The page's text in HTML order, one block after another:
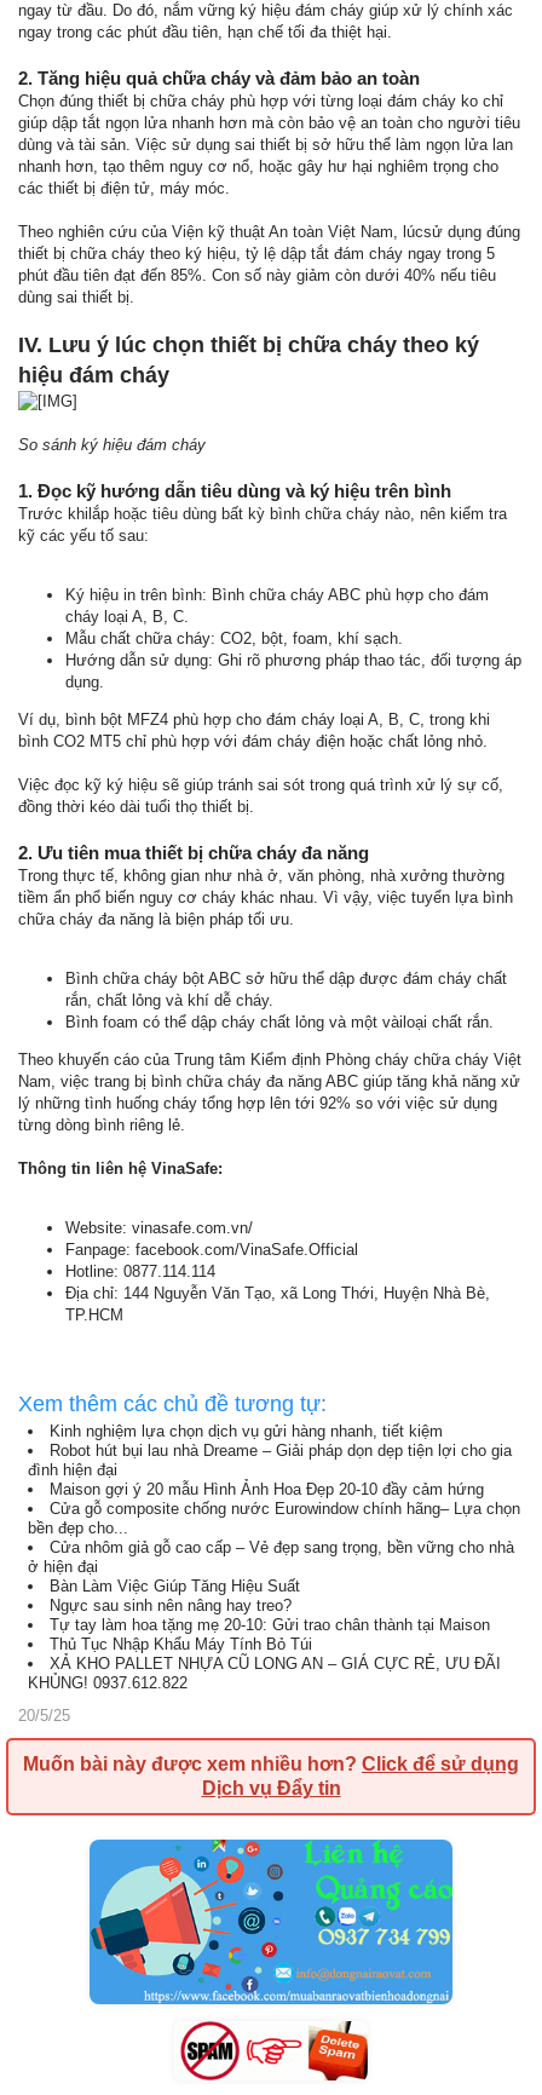
ngay từ đầu. Do đó, nắm vững ký hiệu đám cháy giúp xử lý chính xác
ngay trong các phút đầu tiên, hạn chế tối đa thiệt hại.
2. Tăng hiệu quả chữa cháy và đảm bảo an toàn
Chọn đúng thiết bị chữa cháy phù hợp với từng loại đám cháy ko chỉ
giúp dập tắt ngọn lửa nhanh hơn mà còn bảo vệ an toàn cho người tiêu
dùng và tài sản. Việc sử dụng sai thiết bị sở hữu thể làm ngọn lửa lan
nhanh hơn, tạo thêm nguy cơ nổ, hoặc gây hư hại nghiêm trọng cho
các thiết bị điện tử, máy móc.
Theo nghiên cứu của Viện kỹ thuật An toàn Việt Nam, lúcsử dụng đúng
thiết bị chữa cháy theo ký hiệu, tỷ lệ dập tắt đám cháy ngay trong 5
phút đầu tiên đạt đến 85%. Con số này giảm còn dưới 40% nếu tiêu
dùng sai thiết bị.
IV. Lưu ý lúc chọn thiết bị chữa cháy theo ký
hiệu đám cháy
So sánh ký hiệu đám cháy
1. Đọc kỹ hướng dẫn tiêu dùng và ký hiệu trên bình
Trước khilắp hoặc tiêu dùng bất kỳ bình chữa cháy nào, nên kiểm tra
kỹ các yếu tố sau:
Ký hiệu in trên bình: Bình chữa cháy ABC phù hợp cho đám
cháy loại A, B, C.
Mẫu chất chữa cháy: CO2, bột, foam, khí sạch.
Hướng dẫn sử dụng: Ghi rõ phương pháp thao tác, đối tượng áp
dụng.
Ví dụ, bình bột MFZ4 phù hợp cho đám cháy loại A, B, C, trong khi
bình CO2 MT5 chỉ phù hợp với đám cháy điện hoặc chất lỏng nhỏ.
Việc đọc kỹ ký hiệu sẽ giúp tránh sai sót trong quá trình xử lý sự cố,
đồng thời kéo dài tuổi thọ thiết bị.
2. Ưu tiên mua thiết bị chữa cháy đa năng
Trong thực tế, không gian như nhà ở, văn phòng, nhà xưởng thường
tiềm ẩn phổ biến nguy cơ cháy khác nhau. Vì vậy, việc tuyển lựa bình
chữa cháy đa năng là biện pháp tối ưu.
Bình chữa cháy bột ABC sở hữu thể dập được đám cháy chất
rắn, chất lỏng và khí dễ cháy.
Bình foam có thể dập cháy chất lỏng và một vàiloại chất rắn.
Theo khuyến cáo của Trung tâm Kiểm định Phòng cháy chữa cháy Việt
Nam, việc trang bị bình chữa cháy đa năng ABC giúp tăng khả năng xử
lý những tình huống cháy tổng hợp lên tới 92% so với việc sử dụng
từng dòng bình riêng lẻ.
Thông tin liên hệ VinaSafe:
Website: vinasafe.com.vn/
Fanpage: facebook.com/VinaSafe.Official
Hotline: 0877.114.114
Địa chỉ: 144 Nguyễn Văn Tạo, xã Long Thới, Huyện Nhà Bè,
TP.HCM
Xem thêm các chủ đề tương tự:
Kinh nghiệm lựa chọn dịch vụ gửi hàng nhanh, tiết kiệm
Robot hút bụi lau nhà Dreame – Giải pháp dọn dẹp tiện lợi cho gia
đình hiện đại
Maison gợi ý 20 mẫu Hình Ảnh Hoa Đẹp 20-10 đầy cảm hứng
Cửa gỗ composite chống nước Eurowindow chính hãng– Lựa chọn
bền đẹp cho...
Cửa nhôm giả gỗ cao cấp – Vẻ đẹp sang trọng, bền vững cho nhà
ở hiện đại
Bàn Làm Việc Giúp Tăng Hiệu Suất
Ngực sau sinh nên nâng hay treo?
Tự tay làm hoa tặng mẹ 20-10: Gửi trao chân thành tại Maison
Thủ Tục Nhập Khẩu Máy Tính Bỏ Túi
XẢ KHO PALLET NHỰA CŨ LONG AN – GIÁ CỰC RẺ, ƯU ĐÃI
KHỦNG! 0937.612.822
20/5/25
Muốn bài này được xem nhiều hơn? Click để sử dụng
Dịch vụ Đẩy tin